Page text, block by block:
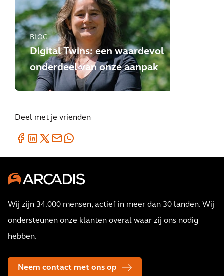
BLOG
Digital Twins: een waardevol
onderdeel van onze aanpak
Deel met je vrienden
Wij zijn 34.000 mensen, actief in meer dan 30 landen. Wij
ondersteunen onze klanten overal waar zij ons nodig
hebben.
Neem contact met ons op